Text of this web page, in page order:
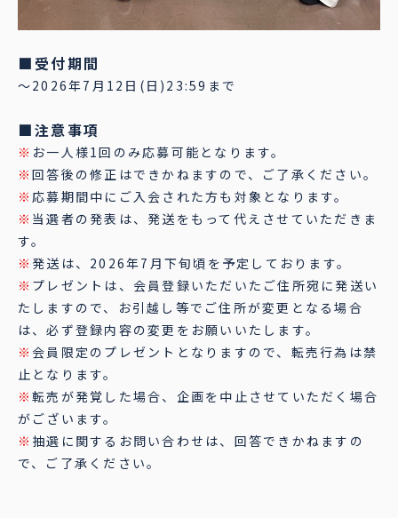
■受付期間
～2026年7月12日(日)23:59まで
■注意事項
※ お一人様1回のみ応募可能となります。
※回答後の修正はできかねますので、ご了承ください。
※応募期間中にご入会された方も対象となります。
※ 当選者の発表は、発送をもって代えさせていただきま
す。
※ 発送は、2026年7月下旬頃を予定しております。
※ プレゼントは、会員登録いただいたご住所宛に発送い
たしますので、お引越し等でご住所が変更となる場合
は、必ず登録内容の変更をお願いいたします。
※ 会員限定のプレゼントとなりますので、転売行為は禁
止となります。
※転売が発覚した場合、企画を中止させていただく場合
がございます。
※ 抽選に関するお問い合わせは、回答できかねますの
で、ご了承ください。